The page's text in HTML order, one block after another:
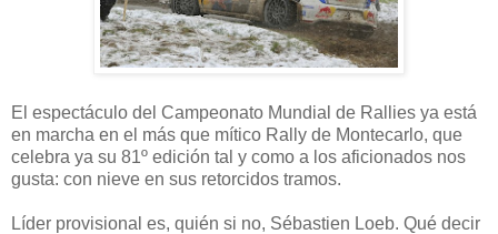
El espectáculo del Campeonato Mundial de Rallies ya está
en marcha en el más que mítico Rally de Montecarlo, que
celebra ya su 81º edición tal y como a los aficionados nos
gusta: con nieve en sus retorcidos tramos.
Líder provisional es, quién si no, Sébastien Loeb. Qué decir